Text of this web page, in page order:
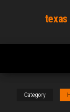
content
texas
Category